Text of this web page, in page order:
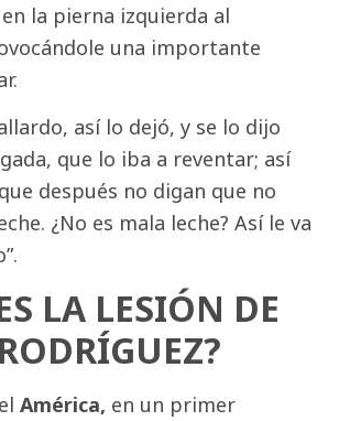
la pierna izquierda al
una importante
así lo dejó, y se lo dijo
que lo iba a reventar; así
después no digan que no
¿No es mala leche? Así le va
LA LESIÓN DE
América, en un primer